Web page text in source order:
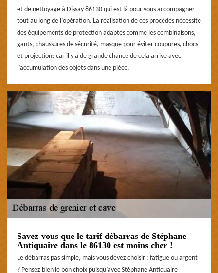
et de nettoyage à Dissay 86130 qui est là pour vous accompagner
tout au long de l’opération. La réalisation de ces procédés nécessite
des équipements de protection adaptés comme les combinaisons,
gants, chaussures de sécurité, masque pour éviter coupures, chocs
et projections car il y a de grande chance de cela arrive avec
l’accumulation des objets dans une pièce.
Savez-vous que le tarif débarras de Stéphane
Antiquaire dans le 86130 est moins cher !
Le débarras pas simple, mais vous devez choisir : fatigue ou argent
? Pensez bien le bon choix puisqu’avec Stéphane Antiquaire